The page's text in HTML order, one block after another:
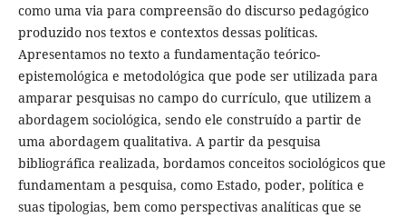
como uma via para compreensão do discurso pedagógico
produzido nos textos e contextos dessas políticas.
Apresentamos no texto a fundamentação teórico-
epistemológica e metodológica que pode ser utilizada para
amparar pesquisas no campo do currículo, que utilizem a
abordagem sociológica, sendo ele construído a partir de
uma abordagem qualitativa. A partir da pesquisa
bibliográfica realizada, bordamos conceitos sociológicos que
fundamentam a pesquisa, como Estado, poder, política e
suas tipologias, bem como perspectivas analíticas que se